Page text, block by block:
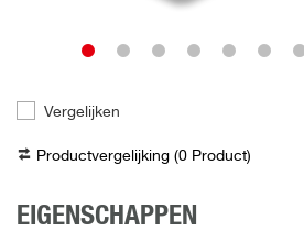
Vergelijken
Productvergelijking (0 Product)
EIGENSCHAPPEN